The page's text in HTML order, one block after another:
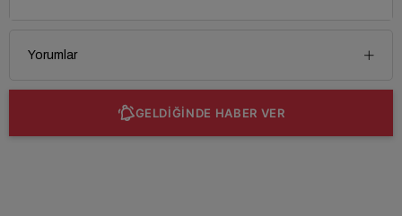
Yorumlar
GELDİĞİNDE HABER VER